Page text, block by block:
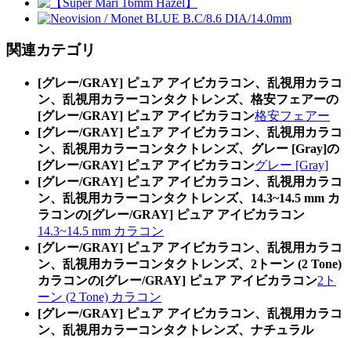
関連カテゴリ
[グレー/GRAY] ピュア アイビカラコン、乱視用カラコ
ン、乱視用カラーコンタクトレンズ、格安フェアーの
[グレー/GRAY] ピュア アイビカラコン格安フェアー
[グレー/GRAY] ピュア アイビカラコン、乱視用カラコ
ン、乱視用カラーコンタクトレンズ、グレー [Gray]の
[グレー/GRAY] ピュア アイビカラコングレー [Gray]
[グレー/GRAY] ピュア アイビカラコン、乱視用カラコ
ン、乱視用カラーコンタクトレンズ、14.3~14.5 mm カ
ラコンの[グレー/GRAY] ピュア アイビカラコン
14.3~14.5 mm カラコン
[グレー/GRAY] ピュア アイビカラコン、乱視用カラコ
ン、乱視用カラーコンタクトレンズ、2トーン (2 Tone)
カラコンの[グレー/GRAY] ピュア アイビカラコン2ト
ーン (2 Tone) カラコン
[グレー/GRAY] ピュア アイビカラコン、乱視用カラコ
ン、乱視用カラーコンタクトレンズ、ナチュラル